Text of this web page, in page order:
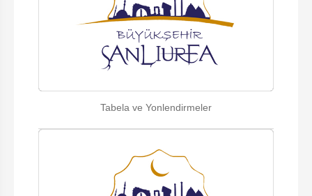
Tabela ve Yonlendirmeler